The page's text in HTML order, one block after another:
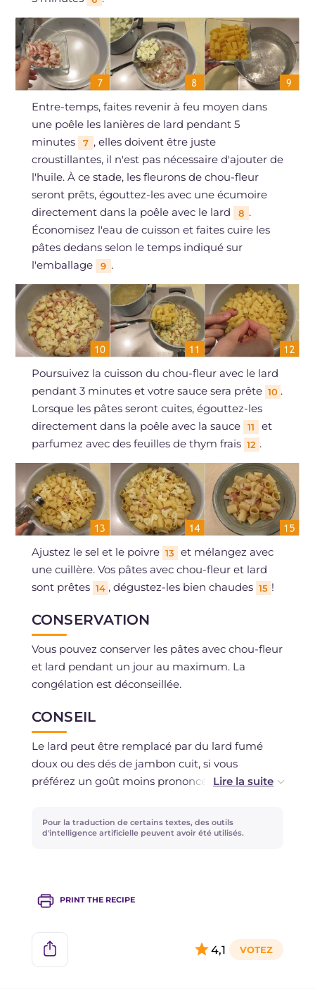
Entre-temps, faites revenir à feu moyen dans
une poêle les lanières de lard pendant 5
minutes
7 , elles doivent être juste
croustillantes, il n'est pas nécessaire d'ajouter de
l'huile. À ce stade, les fleurons de chou-fleur
seront prêts, égouttez-les avec une écumoire
directement dans la poêle avec le lard
8 .
Économisez l'eau de cuisson et faites cuire les
pâtes dedans selon le temps indiqué sur
l'emballage
9 .
Poursuivez la cuisson du chou-fleur avec le lard
pendant 3 minutes et votre sauce sera prête 10 .
Lorsque les pâtes seront cuites, égouttez-les
directement dans la poêle avec la sauce
11
et
parfumez avec des feuilles de thym frais 12 .
Ajustez le sel et le poivre 13
et mélangez avec
une cuillère. Vos pâtes avec chou-fleur et lard
sont prêtes 14 , dégustez-les bien chaudes 15 !
CONSERVATION
Vous pouvez conserver les pâtes avec chou-fleur
et lard pendant un jour au maximum. La
congélation est déconseillée.
CONSEIL
Le lard peut être remplacé par du lard fumé
doux ou des dés de jambon cuit, si vous
préférez un goût moins prononcé.
Si vous ne pouvez pas résister à la tentation
d'accompagner vos plats de fromage râpé, nous
Pour la traduction de certains textes, des outils
d'intelligence artificielle peuvent avoir été utilisés.
PRINT THE RECIPE
4,1